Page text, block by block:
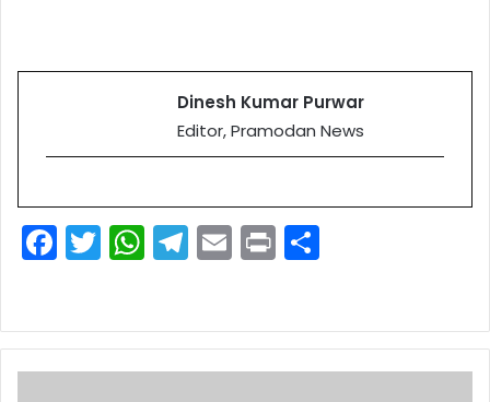
Dinesh Kumar Purwar
Editor, Pramodan News
F
a
e
b
T
w
er
W
h
ts
A
T
el
gr
a
E
m
l
Pr
in
e